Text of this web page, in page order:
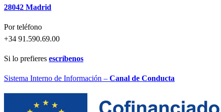
28042 Madrid
Por teléfono
+34 91.590.69.00
Si lo prefieres escríbenos
Sistema Interno de Información – Canal de Conducta